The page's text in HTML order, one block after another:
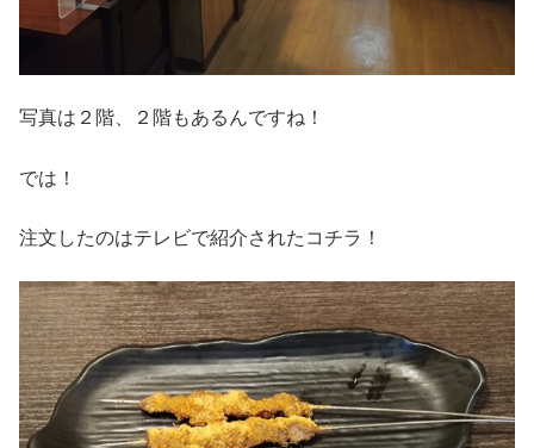
写真は２階、２階もあるんですね！
では！
注文したのはテレビで紹介されたコチラ！